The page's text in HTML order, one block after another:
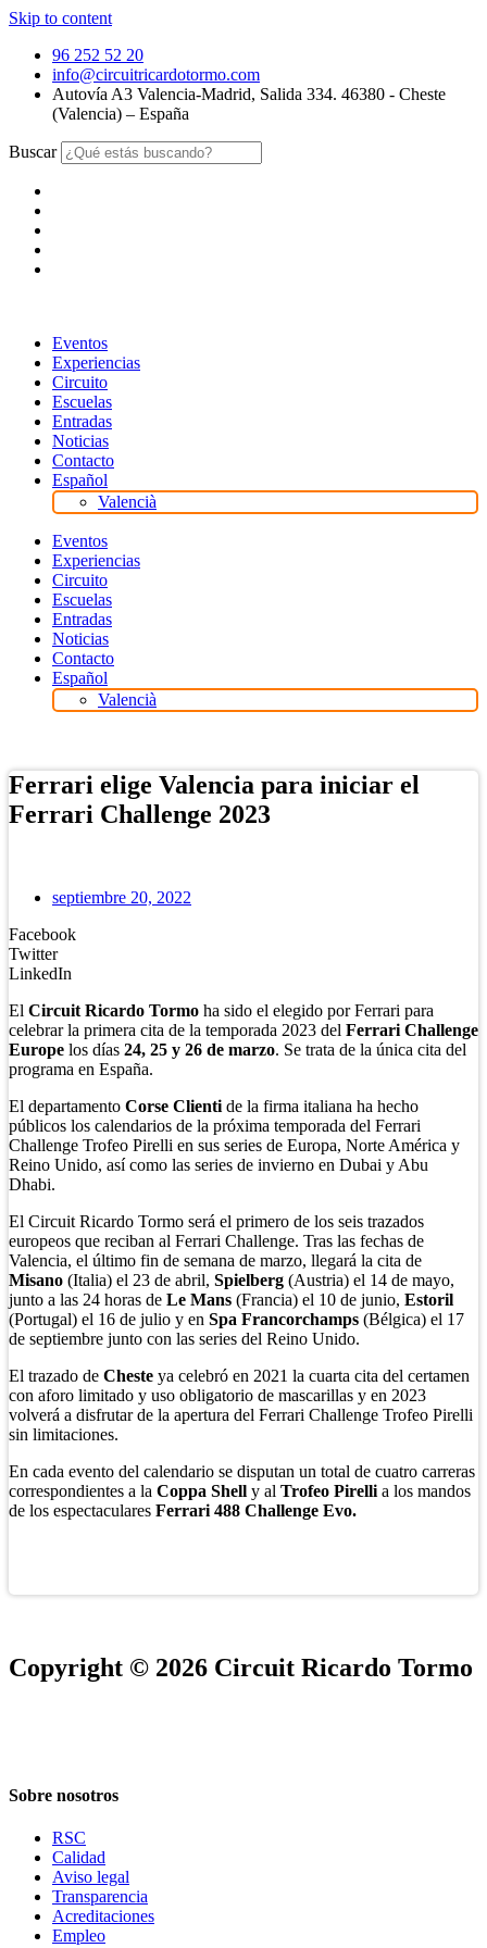
Skip to content
96 252 52 20
info@circuitricardotormo.com
Autovía A3 Valencia-Madrid, Salida 334. 46380 - Cheste
(Valencia) – España
Buscar
Eventos
Experiencias
Circuito
Escuelas
Entradas
Noticias
Contacto
Español
Valencià
Eventos
Experiencias
Circuito
Escuelas
Entradas
Noticias
Contacto
Español
Valencià
Ferrari elige Valencia para iniciar el
Ferrari Challenge 2023
septiembre 20, 2022
Facebook
Twitter
LinkedIn
El Circuit Ricardo Tormo ha sido el elegido por Ferrari para
celebrar la primera cita de la temporada 2023 del Ferrari Challenge
Europe los días 24, 25 y 26 de marzo. Se trata de la única cita del
programa en España.
El departamento Corse Clienti de la firma italiana ha hecho
públicos los calendarios de la próxima temporada del Ferrari
Challenge Trofeo Pirelli en sus series de Europa, Norte América y
Reino Unido, así como las series de invierno en Dubai y Abu
Dhabi.
El Circuit Ricardo Tormo será el primero de los seis trazados
europeos que reciban al Ferrari Challenge. Tras las fechas de
Valencia, el último fin de semana de marzo, llegará la cita de
Misano (Italia) el 23 de abril, Spielberg (Austria) el 14 de mayo,
junto a las 24 horas de Le Mans (Francia) el 10 de junio, Estoril
(Portugal) el 16 de julio y en Spa Francorchamps (Bélgica) el 17
de septiembre junto con las series del Reino Unido.
El trazado de Cheste ya celebró en 2021 la cuarta cita del certamen
con aforo limitado y uso obligatorio de mascarillas y en 2023
volverá a disfrutar de la apertura del Ferrari Challenge Trofeo Pirelli
sin limitaciones.
En cada evento del calendario se disputan un total de cuatro carreras
correspondientes a la Coppa Shell y al Trofeo Pirelli a los mandos
de los espectaculares Ferrari 488 Challenge Evo.
Copyright © 2026 Circuit Ricardo Tormo
Sobre nosotros
RSC
Calidad
Aviso legal
Transparencia
Acreditaciones
Empleo